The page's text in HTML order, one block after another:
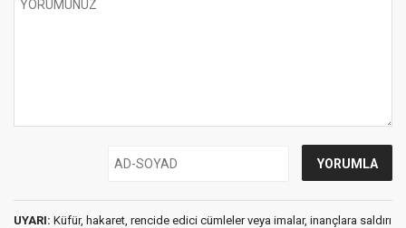
UYARI: Küfür, hakaret, rencide edici cümleler veya imalar, inançlara saldırı